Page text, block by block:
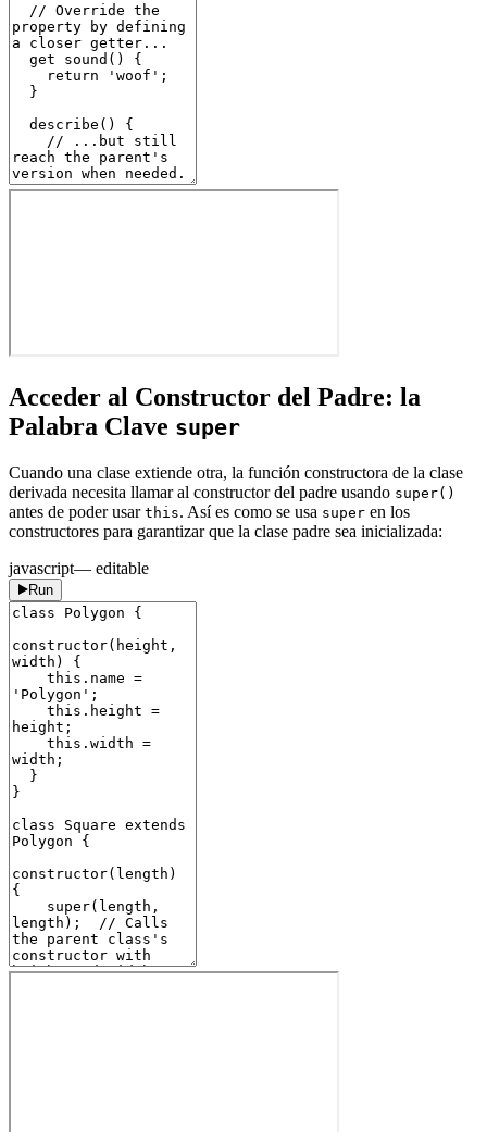
Acceder al Constructor del Padre: la
Palabra Clave super
Cuando una clase extiende otra, la función constructora de la clase
derivada necesita llamar al constructor del padre usando super()
antes de poder usar this. Así es como se usa super en los
constructores para garantizar que la clase padre sea inicializada:
javascript— editable
Run